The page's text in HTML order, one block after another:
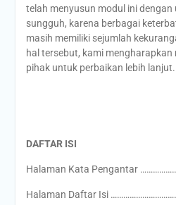
telah menyusun modul ini
sungguh, karena berbagai
masih memiliki sejumlah
hal tersebut, kami
pihak untuk perbaikan lebih lanjut.
DAFTAR ISI
Halaman Kata Pengantar
Halaman Daftar Isi